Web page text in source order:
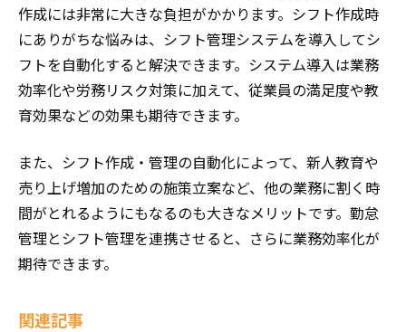
作成には非常に大きな負担がかかります。シフト作成時
にありがちな悩みは、シフト管理システムを導入してシ
フトを自動化すると解決できます。システム導入は業務
効率化や労務リスク対策に加えて、従業員の満足度や教
育効果などの効果も期待できます。
また、シフト作成・管理の自動化によって、新人教育や
売り上げ増加のための施策立案など、他の業務に割く時
間がとれるようにもなるのも大きなメリットです。勤怠
管理とシフト管理を連携させると、さらに業務効率化が
期待できます。
関連記事